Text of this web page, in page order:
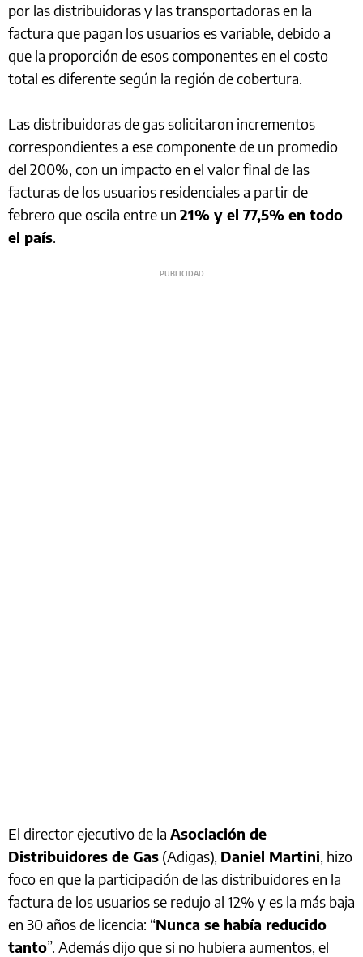
por las distribuidoras y las transportadoras en la
factura que pagan los usuarios es variable, debido a
que la proporción de esos componentes en el costo
total es diferente según la región de cobertura.
Las distribuidoras de gas solicitaron incrementos
correspondientes a ese componente de un promedio
del 200%, con un impacto en el valor final de las
facturas de los usuarios residenciales a partir de
febrero que oscila entre un 21% y el 77,5% en todo
el país.
El director ejecutivo de la Asociación de
Distribuidores de Gas (Adigas), Daniel Martini, hizo
foco en que la participación de las distribuidores en la
factura de los usuarios se redujo al 12% y es la más baja
en 30 años de licencia: “Nunca se había reducido
tanto”. Además dijo que si no hubiera aumentos, el